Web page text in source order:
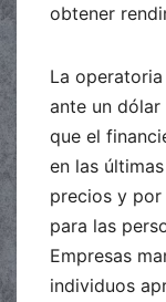
obtener
La
ante un
que el
en las
precios y
para las
Empresas
individuos